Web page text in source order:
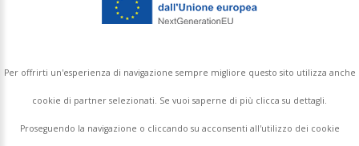
Per offrirti un'esperienza di navigazione sempre migliore questo sito utilizza anche
cookie di partner selezionati. Se vuoi saperne di più clicca su dettagli.
Proseguendo la navigazione o cliccando su acconsenti all'utilizzo dei cookie